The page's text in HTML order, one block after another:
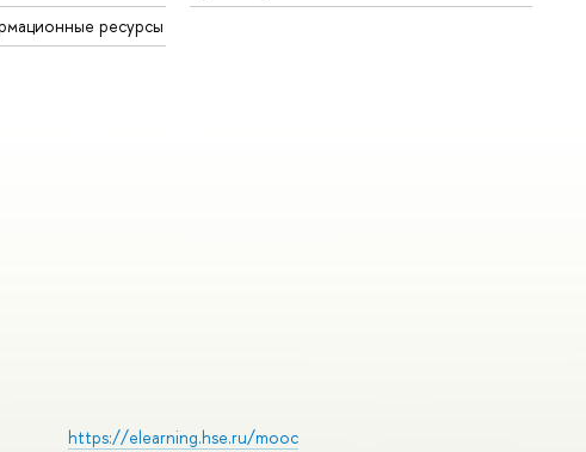
ресурсы
https://elearning.hse.ru/mooc